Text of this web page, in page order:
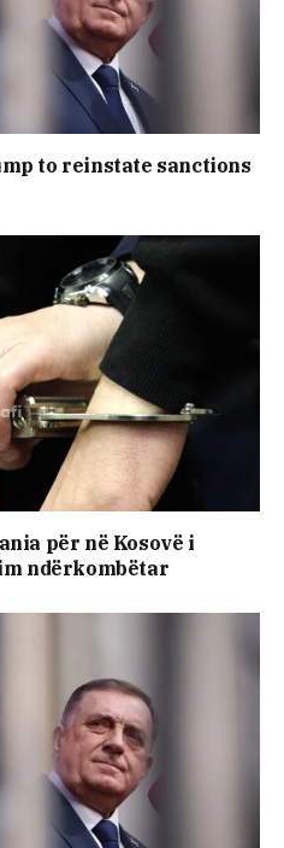
to reinstate sanctions
për në Kosovë i
ndërkombëtar